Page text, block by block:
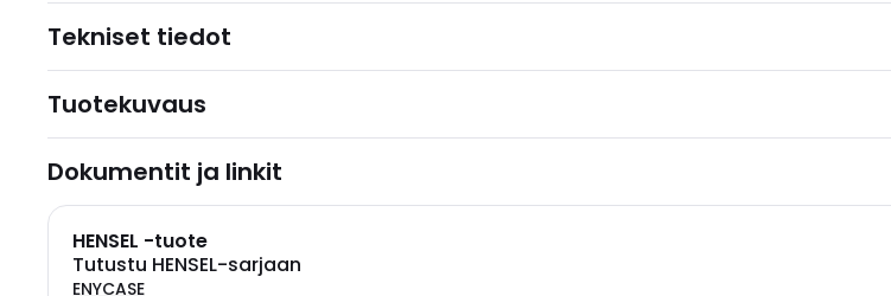
Tekniset tiedot
Tuotekuvaus
Dokumentit ja linkit
HENSEL -tuote
Tutustu HENSEL-sarjaan
ENYCASE